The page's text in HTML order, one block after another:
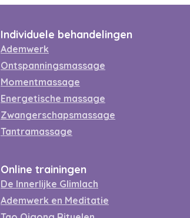
Individuele behandelingen
Ademwerk
Ontspanningsmassage
Momentmassage
Energetische massage
Zwangerschapsmassage
Tantramassage
Online trainingen
De Innerlijke Glimlach
Ademwerk en Meditatie